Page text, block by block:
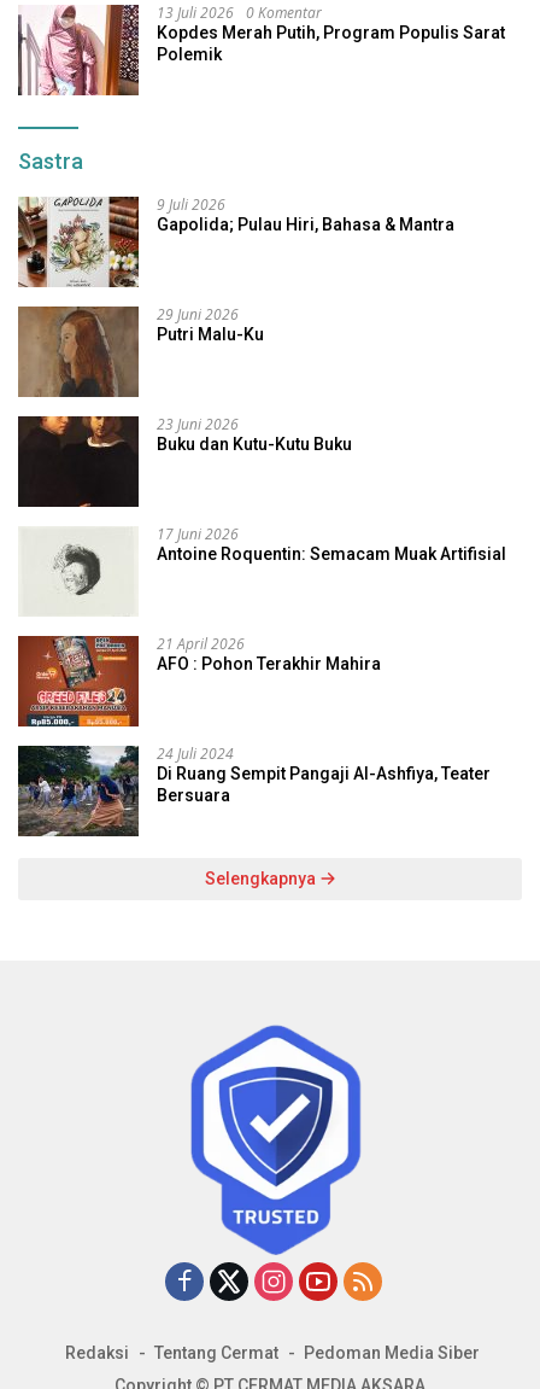
13 Juli 2026 0 Komentar
Kopdes Merah Putih, Program Populis Sarat
Polemik
Sastra
9 Juli 2026
Gapolida; Pulau Hiri, Bahasa & Mantra
29 Juni 2026
Putri Malu-Ku
23 Juni 2026
Buku dan Kutu-Kutu Buku
17 Juni 2026
Antoine Roquentin: Semacam Muak Artifisial
21 April 2026
AFO : Pohon Terakhir Mahira
24 Juli 2024
Di Ruang Sempit Pangaji Al-Ashfiya, Teater
Bersuara
Selengkapnya
Redaksi Tentang Cermat
Pedoman Media Siber
Copyright © PT CERMAT MEDIA AKSARA